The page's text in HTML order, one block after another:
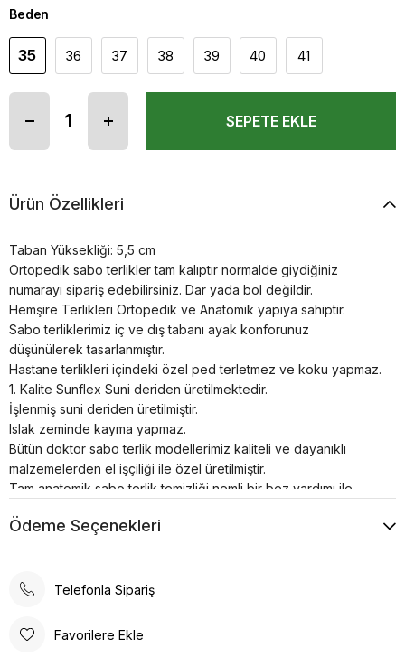
Beden
35 36 37 38 39 40 41
Ürün Özellikleri
Taban Yüksekliği: 5,5 cm
Ortopedik sabo terlikler tam kalıptır normalde giydiğiniz
numarayı sipariş edebilirsiniz. Dar yada bol değildir.
Hemşire Terlikleri Ortopedik ve Anatomik yapıya sahiptir.
Sabo terliklerimiz iç ve dış tabanı ayak konforunuz
düşünülerek tasarlanmıştır.
Hastane terlikleri içindeki özel ped terletmez ve koku yapmaz.
1. Kalite Sunflex Suni deriden üretilmektedir.
İşlenmiş suni deriden üretilmiştir.
Islak zeminde kayma yapmaz.
Bütün doktor sabo terlik modellerimiz kaliteli ve dayanıklı
malzemelerden el işçiliği ile özel üretilmiştir.
Tam anatomik sabo terlik temizliği nemli bir bez yardımı ile
Airmax sabo terlikler; hastanelerde, restoranlarda, otellerde,
konforlu bir deneyim sunar. Günlük kullanım için ideal olan bu
Ortopedik taban desteği ile ayak sağlığınızı düşünerek
Ödeme Seçenekleri
Telefonla Sipariş
Favorilere Ekle